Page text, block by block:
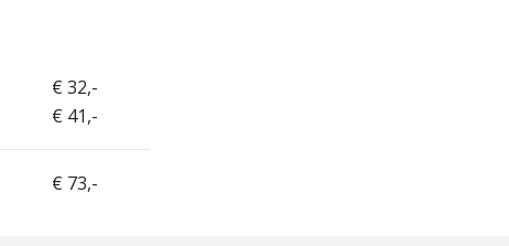
€ 32,-
€ 41,-
€ 73,-